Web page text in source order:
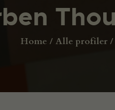
Home Alle profiler
OM SVFK
ENGLISH